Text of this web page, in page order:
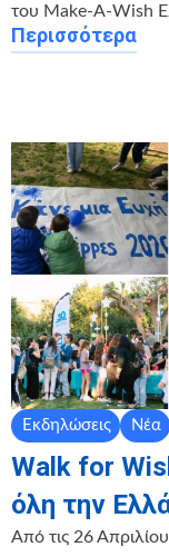
του Make-A-Wish
Περισσότερα
Εκδηλώσεις Νέα
Walk for
όλη την
Από τις 26